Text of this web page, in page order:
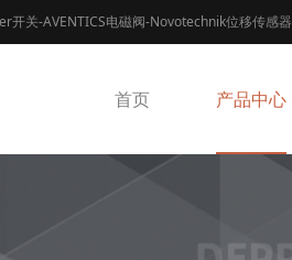
开关-AVENTICS电磁阀-Novotechnik位移传感器
首页 产品中心